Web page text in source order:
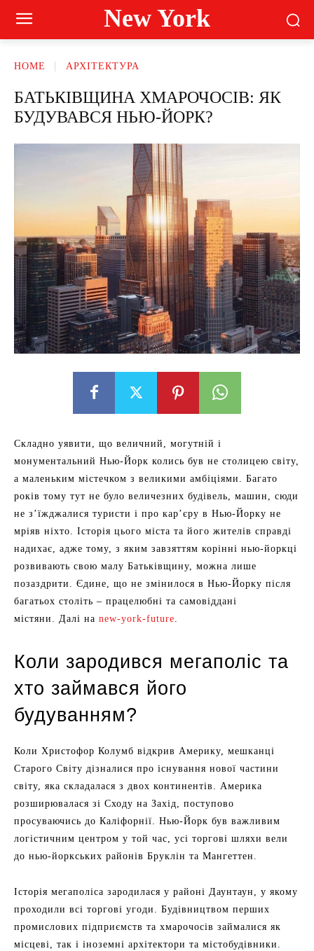
New York
HOME АРХІТЕКТУРА
БАТЬКІВЩИНА ХМАРОЧОСІВ: ЯК
БУДУВАВСЯ НЬЮ-ЙОРК?
Складно уявити, що величний, могутній і
монументальний Нью-Йорк колись був не столицею світу,
а маленьким містечком з великими амбіціями. Багато
років тому тут не було величезних будівель, машин, сюди
не з’їжджалися туристи і про кар’єру в Нью-Йорку не
мріяв ніхто. Історія цього міста та його жителів справді
надихає, адже тому, з яким завзяттям корінні нью-йоркці
розвивають свою малу Батьківщину, можна лише
позаздрити. Єдине, що не змінилося в Нью-Йорку після
багатьох століть – працелюбні та самовіддані
містяни. Далі на new-york-future.
Коли зародився мегаполіс та
хто займався його
будуванням?
Коли Христофор Колумб відкрив Америку, мешканці
Старого Світу дізналися про існування нової частини
світу, яка складалася з двох континентів. Америка
розширювалася зі Сходу на Захід, поступово
просуваючись до Каліфорнії. Нью-Йорк був важливим
логістичним центром у той час, усі торгові шляхи вели
до нью-йоркських районів Бруклін та Мангеттен.
Історія мегаполіса зародилася у районі Даунтаун, у якому
проходили всі торгові угоди. Будівництвом перших
промислових підприємств та хмарочосів займалися як
місцеві, так і іноземні архітектори та містобудівники.